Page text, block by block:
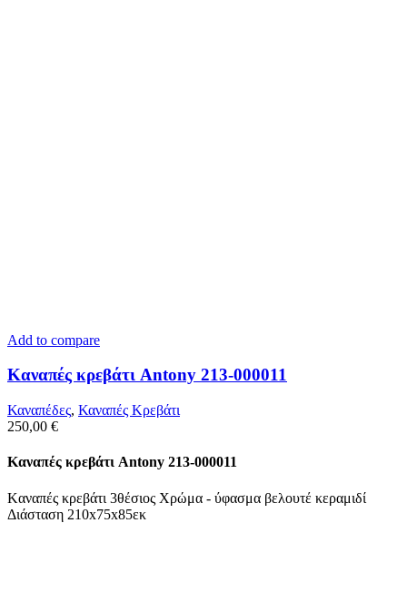
Add to compare
Kαναπές κρεβάτι Antony 213-000011
Καναπέδες, Καναπές Κρεβάτι
250,00 €
Kαναπές κρεβάτι Antony 213-000011
Kαναπές κρεβάτι 3θέσιος Χρώμα - ύφασμα βελουτέ κεραμιδί
Διάσταση 210x75x85εκ